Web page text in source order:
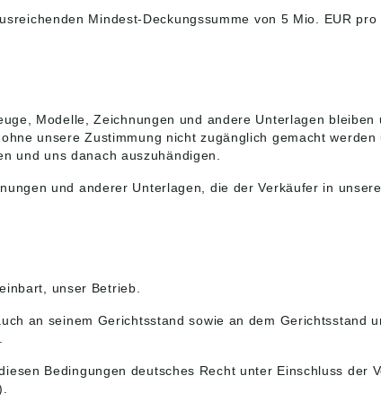
Mindest-Deckungssumme von 5 Mio. EUR pro
Modelle, Zeichnungen und andere Unterlagen bleiben
unsere Zustimmung nicht zugänglich gemacht
und uns danach auszuhändigen.
und anderer Unterlagen, die der Verkäufer in
unser Betrieb.
an seinem Gerichtsstand sowie an dem Gerichtsstand
Bedingungen deutsches Recht unter Einschluss der